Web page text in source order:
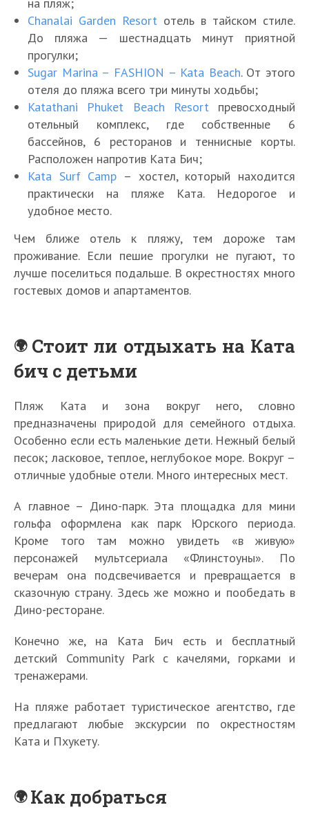
Chanalai Garden Resort отель в тайском стиле.
До пляжа — шестнадцать минут приятной
прогулки;
Sugar Marina – FASHION – Kata Beach. От этого
отеля до пляжа всего три минуты ходьбы;
Katathani Phuket Beach Resortпревосходный
отельный комплекс, где собственные 6
бассейнов, 6 ресторанов и теннисные корты.
Расположен напротив Ката Бич;
Kata Surf Camp – хостел, который находится
практически на пляже Ката. Недорогое и
удобное место.
Чем ближе отель к пляжу, тем дороже там
проживание. Если пешие прогулки не пугают, то
лучше поселиться подальше. В окрестностях много
гостевых домов и апартаментов.
Стоит ли отдыхать на Ката
бич с детьми
Пляж Ката и зона вокруг него, словно
предназначены природой для семейного отдыха.
Особенно если есть маленькие дети. Нежный белый
песок; ласковое, теплое, неглубокое море. Вокруг –
отличные удобные отели. Много интересных мест.
А главное – Дино-парк. Эта площадка для мини
гольфа оформлена как парк Юрского периода.
Кроме того там можно увидеть «в живую»
персонажей мультсериала «Флинстоуны». По
вечерам она подсвечивается и превращается в
сказочную страну. Здесь же можно и пообедать в
Дино-ресторане.
Конечно же, на Ката Бич есть и бесплатный
детский Community Park с качелями, горками и
тренажерами.
На пляже работает туристическое агентство, где
предлагают любые экскурсии по окрестностям
Ката и Пхукету.
Как добраться